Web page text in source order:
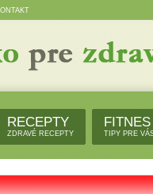
RECEPTY
ZDRAVÉ RECEPTY
FITNES
TIPY PRE